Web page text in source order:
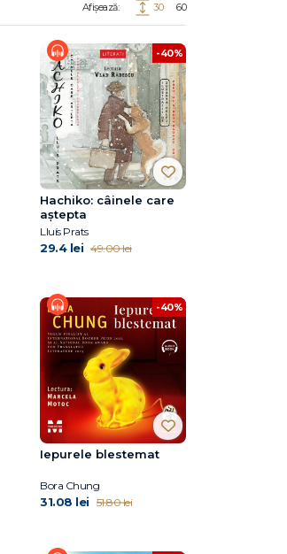
Afișează: 30 60
-40%
Hachiko: câinele care
aştepta
Lluís Prats
29.4 lei 49.00 lei
-40%
Iepurele blestemat
Bora Chung
31.08 lei 51.80 lei